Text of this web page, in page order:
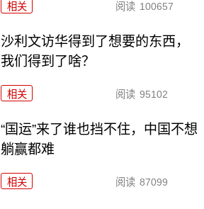
相关 阅读 100657
沙利文访华得到了想要的东西，
我们得到了啥？
相关 阅读 95102
“国运”来了谁也挡不住，中国不想
躺赢都难
相关 阅读 87099